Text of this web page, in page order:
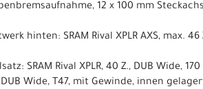
12 x 100 mm
hinten: SRAM Rival XPLR AXS, max.
SRAM Rival XPLR, 40 Z., DUB Wide,
DUB Wide, T47, mit Gewinde, innen